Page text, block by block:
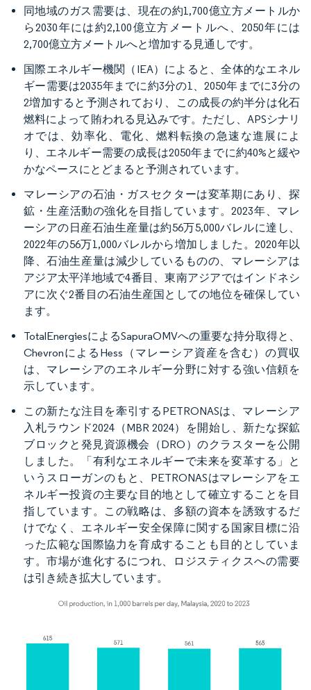
同地域のガス需要は、現在の約1,700億立方メートルか
ら2030年には約2,100億立方メートルへ、2050年には
2,700億立方メートルへと増加する見通しです。
国際エネルギー機関（IEA）によると、全体的なエネル
ギー需要は2035年までに約3分の1、2050年までに3分の
2増加する と予測されており、この成長の約半分は化石
燃料によって賄われる見込みです。ただし、APSシナリ
オでは、効率化、電化、燃料転換の急速な進展によ
り、エネルギー需要の成長は2050年までに約40%と緩や
かなペースにとどまると予測されています。
マレーシアの石油・ガスセクターは変革期にあり、探
鉱・生産活動の強化を目指しています。2023年、マレ
ーシアの日産石油生産量は約56万5,000バレルに達し、
2022年の56万1,000バレルから増加しました。2020年以
降、石油生産量は減少しているものの、マレーシアは
アジア太平洋地域で4番目、東南アジアではインドネシ
アに次ぐ2番目の石油生産国としての地位を確保してい
ます。
TotalEnergiesによるSapuraOMVへの重要な持分取得と、
ChevronによるHess（マレーシア資産を含む）の買収
は、マレーシアのエネルギー分野に対する強い信頼を
示しています。
この新たな注目を牽引するPETRONASは、マレーシア
入札ラウンド2024（MBR 2024）を開始し、新たな探鉱
ブロックと発見資源機会（DRO）のクラスターを公開
しました。「有利なエネルギーで未来を変革する」と
いうスローガンのもと、PETRONASはマレーシアをエ
ネルギー投資の主要な目的地として確立することを目
指しています。この戦略は、多額の資本を誘致するだ
けでなく、エネルギー安全保障に関する国家目標に沿
った広範な国際協力を育成することも目的としていま
す。市場が進化するにつれ、ロジスティクスへの需要
は引き続き拡大しています。